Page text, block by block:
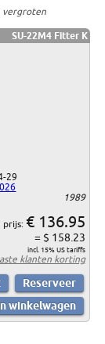
vergroten
SU-22M4 Fitter K
29
1989
prijs: € 136.95
= $ 158.23
incl. 15% US tariffs
klanten korting